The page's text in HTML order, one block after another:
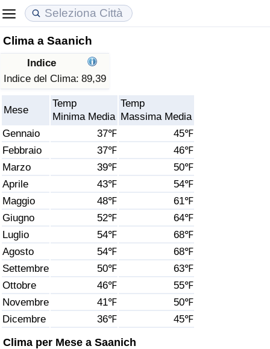
Clima a Saanich
Indice
Indice del Clima: 89,39
Mese
Temp
Minima Media
Temp
Massima Media
Gennaio
37℉
45℉
Febbraio
37℉
46℉
Marzo
39℉
50℉
Aprile
43℉
54℉
Maggio
48℉
61℉
Giugno
52℉
64℉
Luglio
54℉
68℉
Agosto
54℉
68℉
Settembre
50℉
63℉
Ottobre
46℉
55℉
Novembre
41℉
50℉
Dicembre
36℉ 45℉
Clima per Mese a Saanich
Costo della vita
Indice Del Costo Della Vita (corrente)
Indice Del Costo Della Vita
Indice del Costo della Vita per Nazione
ad Aqaba
Prezzi degli immobili
Indice del Prezzo delle Case (Corrente)
Indice del Prezzo delle Case
Indice del Prezzo delle Case per Nazione
Qualità della Vita
Indice della Qualità della Vita
Indice della Qualità della Vita (Corrente)
Indice della qualità della vita per Paese
Criminalità
Indice del Tasso di Criminalità (Corrente)
Indice della Criminalità
Indice di criminalità per paese
Assistenza Sanitaria
Indice dell’Assistenza Sanitaria (Corrente)